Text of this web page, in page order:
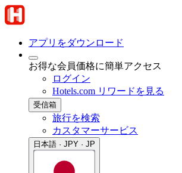
アプリをダウンロード
お得な会員価格に簡単アクセス
ログイン
Hotels.com リワードを見る
受信箱
旅行を検索
カスタマーサービス
日本語 · JPY · JP